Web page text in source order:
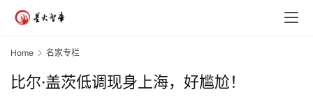
Home 名家专栏
比尔·盖茨低调现身上海，好尴尬！